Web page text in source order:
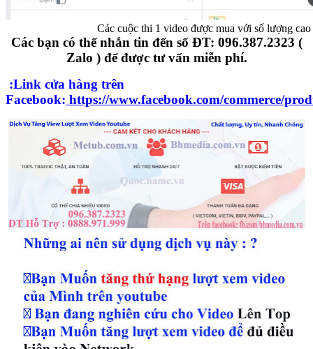
Các cuộc thi 1 video được mua với số lượng
Các bạn có thể nhắn tin đến số ĐT: 096.387.2323 (
Zalo ) để được tư vấn miễn phí.
:Link cửa hàng trên
Facebook: https://www.facebook.com/commerce/